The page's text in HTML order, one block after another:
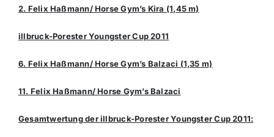
2. Felix Haßmann/ Horse Gym’s Kira (1,45 m)
illbruck-Porester Youngster Cup 2011
6. Felix Haßmann/ Horse Gym’s Balzaci (1,35 m)
11. Felix Haßmann/ Horse Gym’s Balzaci
Gesamtwertung der illbruck-Porester Youngster Cup 2011: